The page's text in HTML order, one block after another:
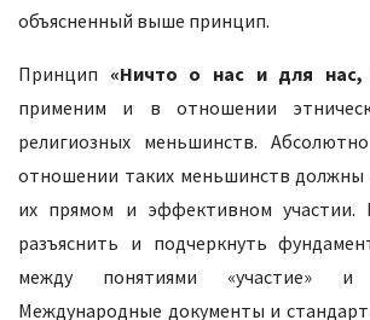
объясненный выше принцип.
Принцип «Ничто о нас и для нас,
применим и в отношении
религиозных меньшинств.
отношении таких меньшинств должны
их прямом и эффективном
разъяснить и подчеркнуть
между понятиями «участие» и
Международные документы и